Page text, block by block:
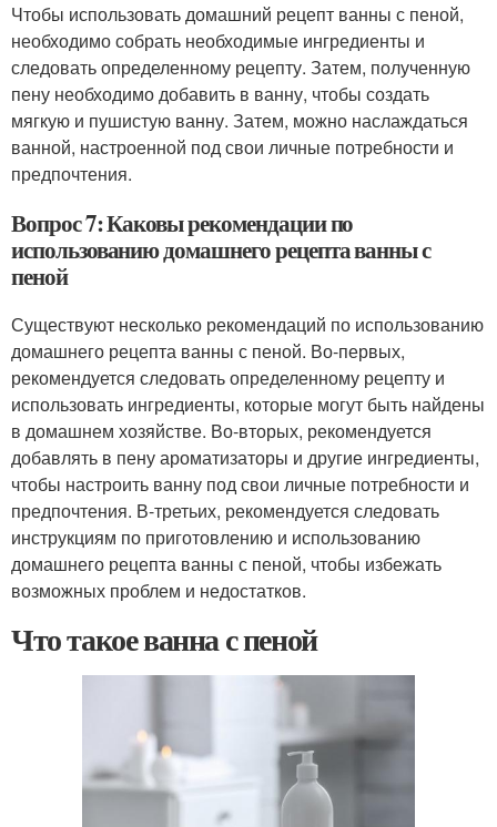
Чтобы использовать домашний рецепт ванны с пеной,
необходимо собрать необходимые ингредиенты и
следовать определенному рецепту. Затем, полученную
пену необходимо добавить в ванну, чтобы создать
мягкую и пушистую ванну. Затем, можно наслаждаться
ванной, настроенной под свои личные потребности и
предпочтения.
Вопрос 7: Каковы рекомендации по
использованию домашнего рецепта ванны с
пеной
Существуют несколько рекомендаций по использованию
домашнего рецепта ванны с пеной. Во-первых,
рекомендуется следовать определенному рецепту и
использовать ингредиенты, которые могут быть найдены
в домашнем хозяйстве. Во-вторых, рекомендуется
добавлять в пену ароматизаторы и другие ингредиенты,
чтобы настроить ванну под свои личные потребности и
предпочтения. В-третьих, рекомендуется следовать
инструкциям по приготовлению и использованию
домашнего рецепта ванны с пеной, чтобы избежать
возможных проблем и недостатков.
Что такое ванна с пеной